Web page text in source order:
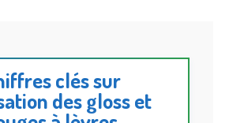
clés sur
des gloss et